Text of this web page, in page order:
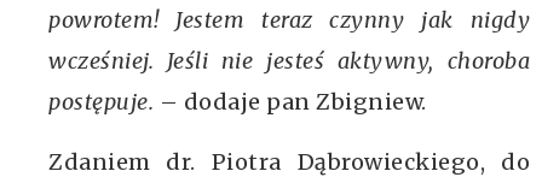
powrotem! Jestem teraz czynny jak nigdy
wcześniej. Jeśli nie jesteś aktywny, choroba
postępuje. – dodaje pan Zbigniew.
Zdaniem dr. Piotra Dąbrowieckiego, do